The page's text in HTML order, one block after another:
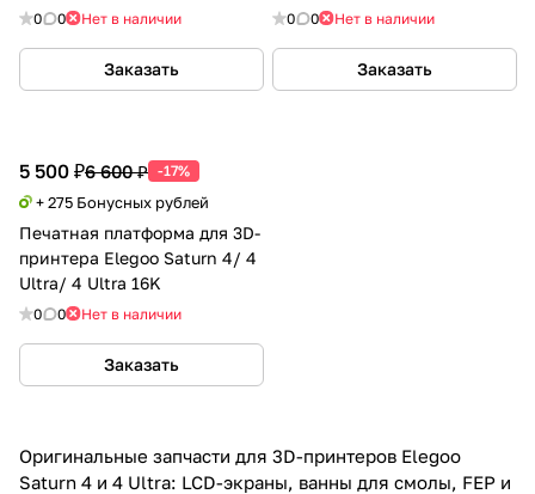
0 0 Нет в наличии
Заказать
16K 5 шт.
0 0 Нет в наличии
Заказать
5 500 ₽6 600 ₽ -17%
+ 275 Бонусных рублей
Печатная платформа для 3D-
принтера Elegoo Saturn 4/ 4
Ultra/ 4 Ultra 16K
0 0 Нет в наличии
Заказать
Оригинальные запчасти для 3D-принтеров Elegoo
Saturn 4 и 4 Ultra: LCD-экраны, ванны для смолы, FEP и